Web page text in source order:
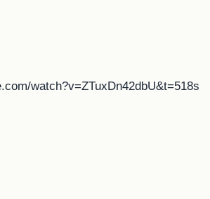
watch?v=ZTuxDn42dbU&t=518s